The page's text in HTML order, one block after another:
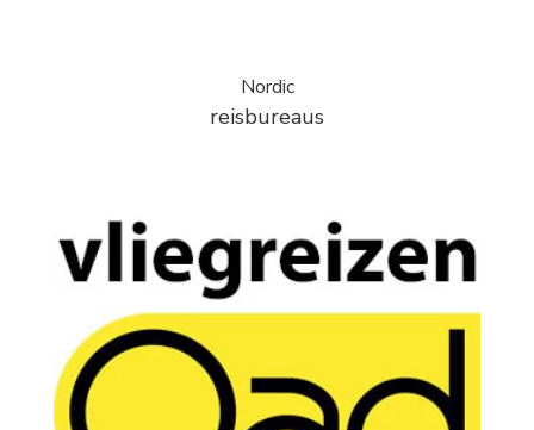
Nordic
reisbureaus